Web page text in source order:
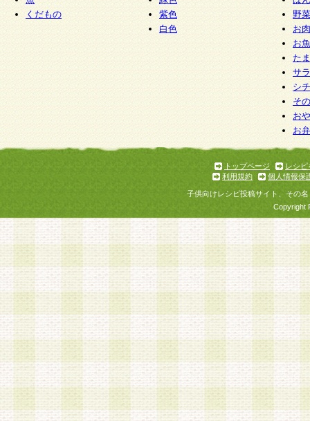
くだもの
紫色
白色
野
お
お
た
サ
シ
そ
お
お
トップページ
レシピ
利用規約
個人情報保
子供向けレシピ投稿サイト、その
Copyright